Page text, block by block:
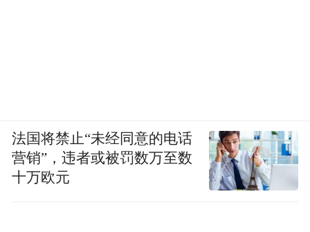
法国将禁止“未经同意的电话
营销”，违者或被罚数万至数
十万欧元